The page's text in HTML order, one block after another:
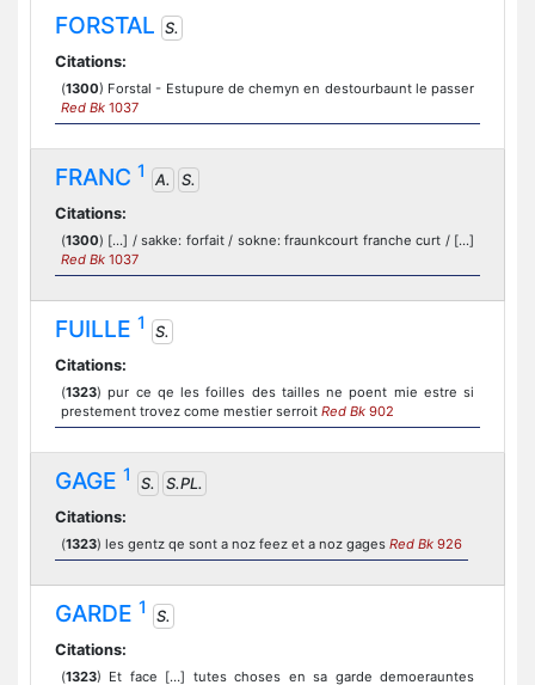
FORSTAL S.
Citations:
(1300) Forstal - Estupure de chemyn en destourbaunt le passer
Red Bk 1037
FRANC 1 A.
S.
Citations:
(1300) [...] / sakke: forfait / sokne: fraunkcourt franche curt / [...]
Red Bk 1037
FUILLE 1
S.
Citations:
(1323) pur ce qe les foilles des tailles ne poent mie estre si
prestement trovez come mestier serroit Red Bk 902
GAGE 1 S.
S.PL.
Citations:
(1323) les gentz qe sont a noz feez et a noz gages Red Bk 926
GARDE 1
S.
Citations:
(1323) Et face […] tutes choses en sa garde demoerauntes